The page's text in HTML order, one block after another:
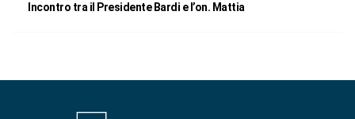
Incontro tra il Presidente Bardi e l’on. Mattia